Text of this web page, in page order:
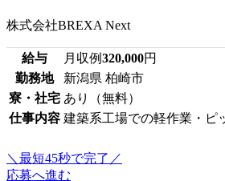
株式会社BREXA Next
給与 月収例320,000円
勤務地
新潟県 柏崎市
寮・社宅 あり（無料）
仕事内容 建築系工場での軽作業・ピ
＼最短45秒で完了／
応募へ進む